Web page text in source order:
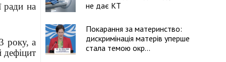
ради на
року, а
не дає КТ
Покарання за материнство:
дискримінація матерів уперше
стала темою окр...